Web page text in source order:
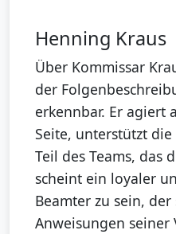
Henning Kraus
Über Kommissar
der
erkennbar. Er agiert
Seite, unterstützt
Teil des Teams, das
scheint ein loyaler
Beamter zu sein, der
Anweisungen seiner